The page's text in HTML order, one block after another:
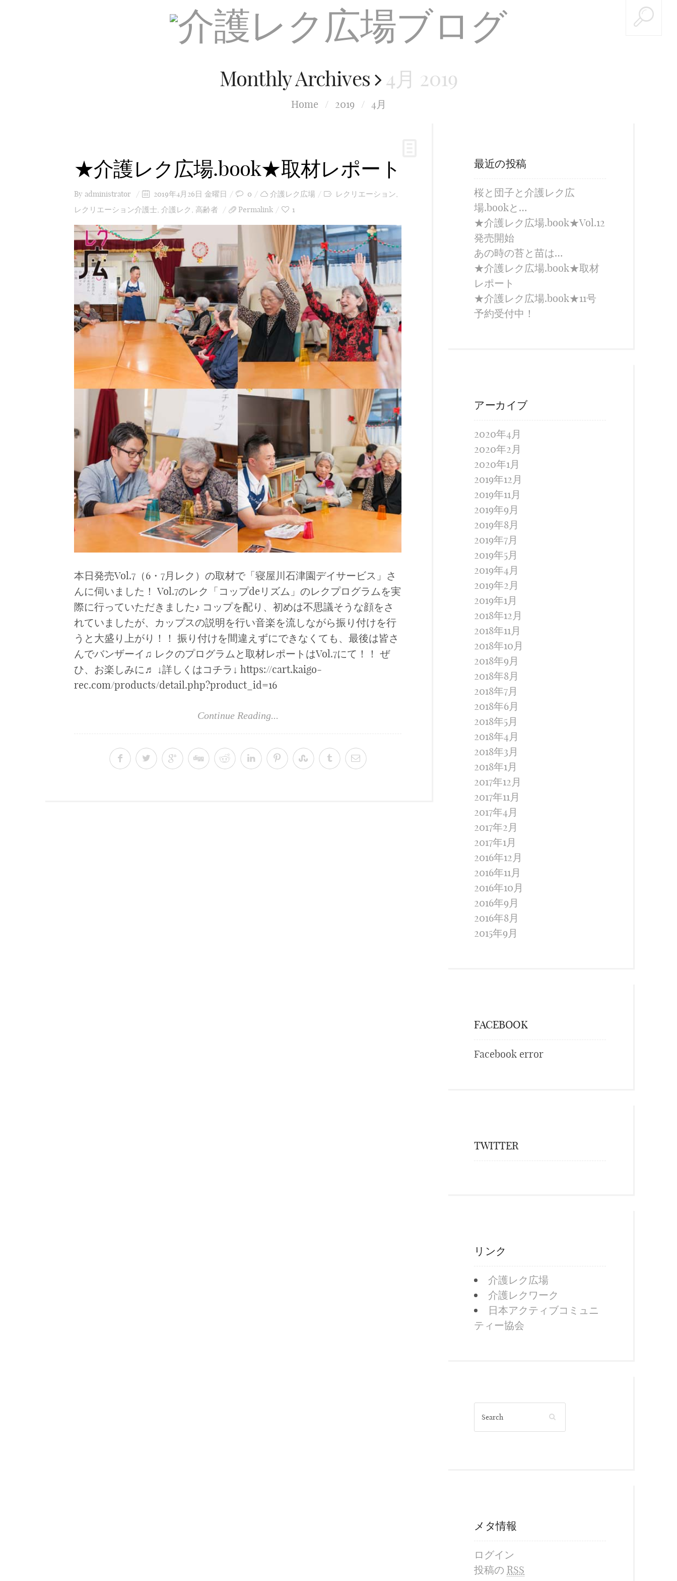
Monthly Archives 4月 2019
Home / 2019 / 4月
★介護レク広場.book★取材レポート
By administrator 2019年4月26日 金曜日 0 介護レク広場 レクリエーション
レクリエーション介護士 介護レク 高齢者 Permalink 1
本日発売Vol.7（6・7月レク）の取材で「寝屋川石津園デイサービス」さ
んに伺いました！ Vol.7のレク「コップdeリズム」のレクプログラムを実
際に行っていただきました♪ コップを配り、初めは不思議そうな顔をさ
れていましたが、カップスの説明を行い音楽を流しながら振り付けを行
うと大盛り上がり！！ 振り付けを間違えずにできなくても、最後は皆さ
んでバンザーイ♫ レクのプログラムと取材レポートはVol.7にて！！ ぜ
ひ、お楽しみに♬ ↓詳しくはコチラ↓ https://cart.kaigo-
rec.com/products/detail.php?product_id=16
Continue Reading...
最近の投稿
桜と団子と介護レク広
場.bookと…
★介護レク広場.book★Vol.12
発売開始
あの時の苔と苗は…
★介護レク広場.book★取材
レポート
★介護レク広場.book★11号
予約受付中！
アーカイブ
2020年4月
2020年2月
2020年1月
2019年12月
2019年11月
2019年9月
2019年8月
2019年7月
2019年5月
2019年4月
2019年2月
2019年1月
2018年12月
2018年11月
2018年10月
2018年9月
2018年8月
2018年7月
2018年6月
2018年5月
2018年4月
2018年3月
2018年1月
2017年12月
2017年11月
2017年4月
2017年2月
2017年1月
2016年12月
2016年11月
2016年10月
2016年9月
2016年8月
2015年9月
FACEBOOK
Facebook error
TWITTER
リンク
介護レク広場
介護レクワーク
日本アクティブコミュニ
ティー協会
メタ情報
ログイン
投稿の RSS